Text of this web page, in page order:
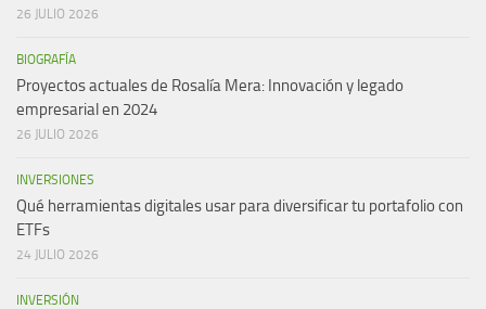
26 JULIO 2026
BIOGRAFÍA
Proyectos actuales de Rosalía Mera: Innovación y legado
empresarial en 2024
26 JULIO 2026
INVERSIONES
Qué herramientas digitales usar para diversificar tu portafolio con
ETFs
24 JULIO 2026
INVERSIÓN